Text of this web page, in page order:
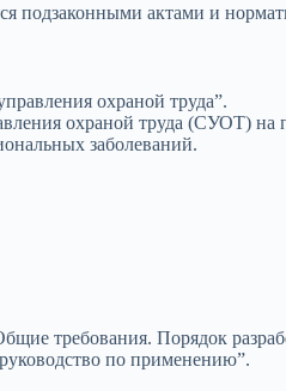
подзаконными актами и
охраной труда”.
охраной труда (СУОТ)
заболеваний.
требования. Порядок
по применению”.